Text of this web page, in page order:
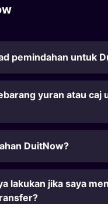
pemindahan untuk
yuran atau caj
DuitNow?
lakukan jika saya